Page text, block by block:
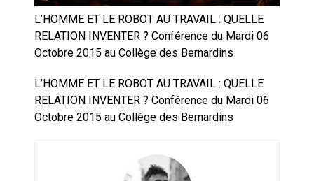
Les syndicats, (tout) contre l’IA
Campus IA doit sortir des
champs : « On impose et copie
le gigantisme états-unien »
Addendum sur les machines à
laver, et l’intelligence artificielle
La vaste blague du macronisme
crypto-spatial
L’HOMME ET LE ROBOT AU TRAVAIL : QUELLE
RELATION INVENTER ? Conférence du Mardi 06
Octobre 2015 au Collège des Bernardins
L’HOMME ET LE ROBOT AU TRAVAIL : QUELLE
RELATION INVENTER ? Conférence du Mardi 06
Octobre 2015 au Collège des Bernardins